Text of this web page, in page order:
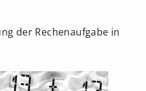
der Rechenaufgabe in